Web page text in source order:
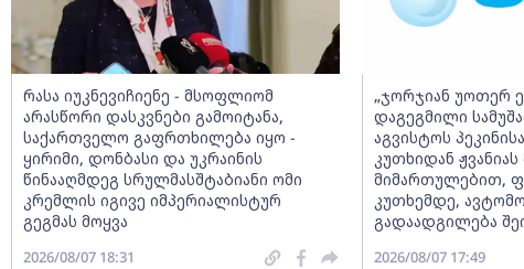
რასა იუკნევიჩიენე - მსოფლიომ
არასწორი დასკვნები გამოიტანა,
საქართველო გაფრთხილება იყო -
ყირიმი, დონბასი და უკრაინის
წინააღმდეგ სრულმასშტაბიანი ომი
კრემლის იგივე იმპერიალისტურ
გეგმას მოყვა
2026/08/07 18:31
„ჯორჯიან უოთერ
დაგეგმილი
აგვისტოს
კუთხიდან
მიმართულებით,
კუთხემდე,
გადაადგილება
2026/08/07 17:49